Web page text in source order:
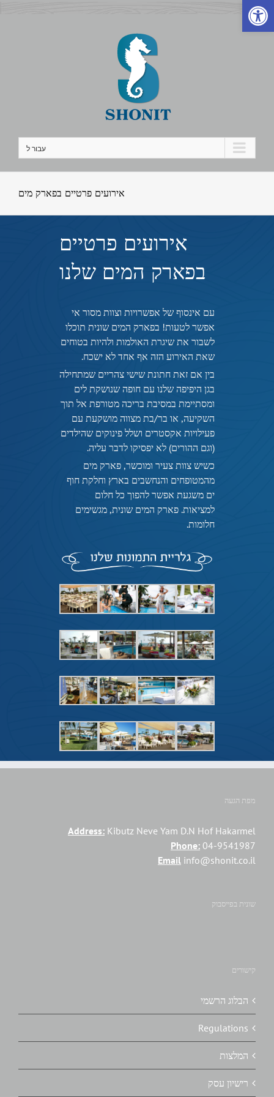
פתח סרגל נגישותדלג
לתוכן
עבור ל
אירועים פרטיים בפארק מים
אירועים פרטיים
בפארק המים שלנו
עם אינסוף של אפשרויות וצוות מסור אי
אפשר לטעות! בפארק המים שונית תוכלו
לשבור את שיגרת האולמות ולהיות בטוחים
שאת האירוע הזה אף אחד לא ישכח.
בין אם זאת חתונת שישי צהריים שמתחילה
בגן היפיפה שלנו עם חופה שנושקת לים
ומסתיימת במסיבת בריכה מטורפת אל תוך
השקיעה, או בר/בת מצווה מושקעת עם
פעילויות אקסטרים ושלל פינוקים שהילדים
(וגם ההורים) לא יפסיקו לדבר עליה.
כשיש צוות צעיר ומוכשר, פארק מים
מהמטופחים והנחשבים בארץ וחלקת חוף
ים משגעת אפשר להפוך כל חלום
למציאות. פארק המים שונית, מגשימים
חלומות.
מפת הגעה
Address: Kibutz Neve Yam D.N Hof Hakarmel
Phone: 04-9541987
Email info@shonit.co.il
שונית בפייסבוק
קישורים
הבלוג הרשמי
Regulations
המלצות
רישיון עסק